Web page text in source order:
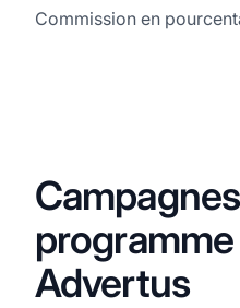
Commission en
Advertus